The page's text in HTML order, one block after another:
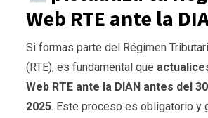
Web RTE ante la
Si formas parte del Régimen
(RTE), es fundamental que
Web RTE ante la DIAN antes del
2025. Este proceso es obligatorio y